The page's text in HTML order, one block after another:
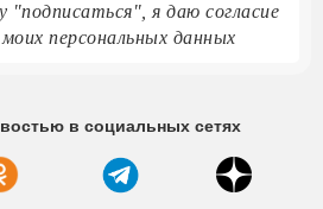
я даю согласие
персональных данных
в социальных сетях